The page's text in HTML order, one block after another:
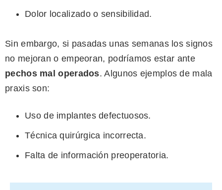
Dolor localizado o sensibilidad.
Sin embargo, si pasadas unas semanas los signos
no mejoran o empeoran, podríamos estar ante
pechos mal operados. Algunos ejemplos de mala
praxis son:
Uso de implantes defectuosos.
Técnica quirúrgica incorrecta.
Falta de información preoperatoria.